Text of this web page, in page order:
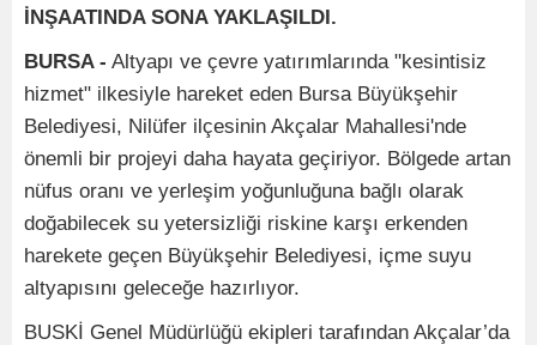
İNŞAATINDA SONA YAKLAŞILDI.
BURSA - Altyapı ve çevre yatırımlarında "kesintisiz
hizmet" ilkesiyle hareket eden Bursa Büyükşehir
Belediyesi, Nilüfer ilçesinin Akçalar Mahallesi'nde
önemli bir projeyi daha hayata geçiriyor. Bölgede artan
nüfus oranı ve yerleşim yoğunluğuna bağlı olarak
doğabilecek su yetersizliği riskine karşı erkenden
harekete geçen Büyükşehir Belediyesi, içme suyu
altyapısını geleceğe hazırlıyor.
BUSKİ Genel Müdürlüğü ekipleri tarafından Akçalar’da